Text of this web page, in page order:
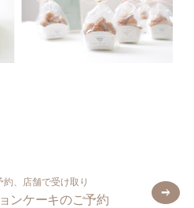
約、店舗で受け取り
ンケーキのご予約